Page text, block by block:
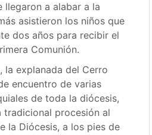
llegaron a alabar a la
asistieron los niños que
dos años para recibir el
Comunión.
la explanada del Cerro
encuentro de varias
de toda la diócesis,
procesión al
la Diócesis, a los pies de